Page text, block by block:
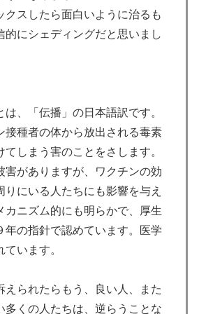
スしたら面白いように治るも
的にシェディングだと思いまし
、「伝播」の日本語訳です。
接種者の体から放出される毒素
てしまう害のことをさします。
害がありますが、ワクチンの効
りにいる人たちにも影響を与え
カニズム的にも明らかで、厚生
年の指針で認めています。医学
います。
られたらもう、良い人、また
多くの人たちは、逆らうことな